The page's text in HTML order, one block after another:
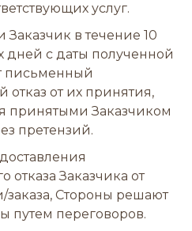
услуг.
Заказчик в течение 10
дней с даты полученной
письменный
от их принятия,
принятыми Заказчиком
претензий.
отказа Заказчика от
заказа, Стороны решают
путем переговоров.